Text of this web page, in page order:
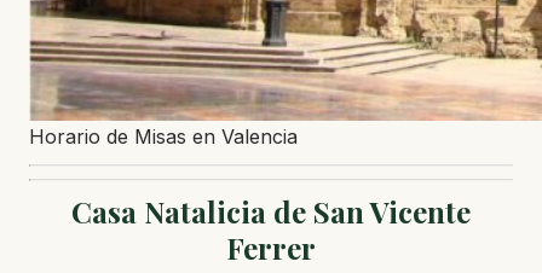
Horario de Misas en Valencia
Casa Natalicia de San Vicente
Ferrer